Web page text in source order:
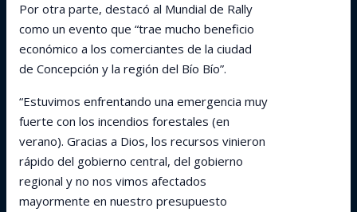
Por otra parte, destacó al Mundial de Rally
como un evento que “trae mucho beneficio
económico a los comerciantes de la ciudad
de Concepción y la región del Bío Bío”.
“Estuvimos enfrentando una emergencia muy
fuerte con los incendios forestales (en
verano). Gracias a Dios, los recursos vinieron
rápido del gobierno central, del gobierno
regional y no nos vimos afectados
mayormente en nuestro presupuesto